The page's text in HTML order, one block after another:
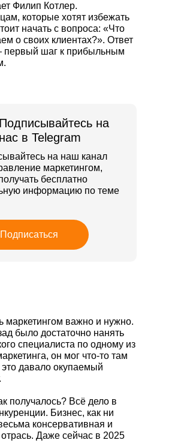
Филип Котлер.
которые хотят избежать
начать с вопроса: «Что
о своих клиентах?». Ответ
первый шаг к прибыльным
на наш канал
маркетингом,
бесплатно
информацию по теме
Подписывайтесь на
нас в Telegram
Подписаться
маркетингом важно и нужно.
было достаточно нанять
специалиста по одному из
он мог что-то там
это давало окупаемый
получалось? Всё дело в
Бизнес, как ни
консервативная и
Даже сейчас в 2025